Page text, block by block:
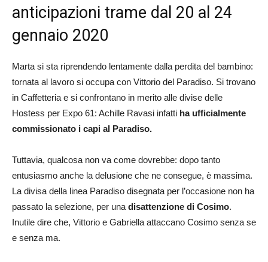
anticipazioni trame dal 20 al 24
gennaio 2020
Marta si sta riprendendo lentamente dalla perdita del bambino:
tornata al lavoro si occupa con Vittorio del Paradiso. Si trovano
in Caffetteria e si confrontano in merito alle divise delle
Hostess per Expo 61: Achille Ravasi infatti ha ufficialmente
commissionato i capi al Paradiso.
Tuttavia, qualcosa non va come dovrebbe: dopo tanto
entusiasmo anche la delusione che ne consegue, è massima.
La divisa della linea Paradiso disegnata per l’occasione non ha
passato la selezione, per una disattenzione di Cosimo.
Inutile dire che, Vittorio e Gabriella attaccano Cosimo senza se
e senza ma.